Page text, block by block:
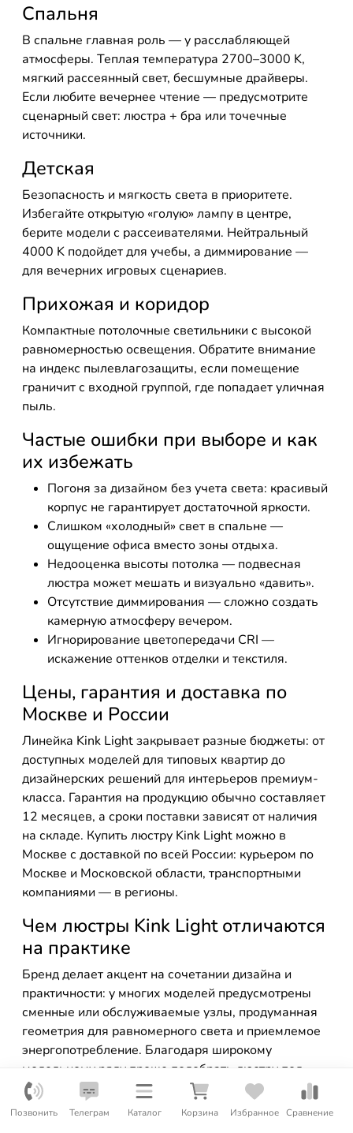
Позвонить Телеграм Каталог Корзина Избранное Сравнение
Спальня
В спальне главная роль — у расслабляющей
атмосферы. Теплая температура 2700–3000 K,
мягкий рассеянный свет, бесшумные драйверы.
Если любите вечернее чтение — предусмотрите
сценарный свет: люстра + бра или точечные
источники.
Детская
Безопасность и мягкость света в приоритете.
Избегайте открытую «голую» лампу в центре,
берите модели с рассеивателями. Нейтральный
4000 K подойдет для учебы, а диммирование —
для вечерних игровых сценариев.
Прихожая и коридор
Компактные потолочные светильники с высокой
равномерностью освещения. Обратите внимание
на индекс пылевлагозащиты, если помещение
граничит с входной группой, где попадает уличная
пыль.
Частые ошибки при выборе и как
их избежать
Погоня за дизайном без учета света: красивый
корпус не гарантирует достаточной яркости.
Слишком «холодный» свет в спальне —
ощущение офиса вместо зоны отдыха.
Недооценка высоты потолка — подвесная
люстра может мешать и визуально «давить».
Отсутствие диммирования — сложно создать
камерную атмосферу вечером.
Игнорирование цветопередачи CRI —
искажение оттенков отделки и текстиля.
Цены, гарантия и доставка по
Москве и России
Линейка Kink Light закрывает разные бюджеты: от
доступных моделей для типовых квартир до
дизайнерских решений для интерьеров премиум-
класса. Гарантия на продукцию обычно составляет
12 месяцев, а сроки поставки зависят от наличия
на складе. Купить люстру Kink Light можно в
Москве с доставкой по всей России: курьером по
Москве и Московской области, транспортными
компаниями — в регионы.
Чем люстры Kink Light отличаются
на практике
Бренд делает акцент на сочетании дизайна и
практичности: у многих моделей предусмотрены
сменные или обслуживаемые узлы, продуманная
геометрия для равномерного света и приемлемое
энергопотребление. Благодаря широкому
модельному ряду проще подобрать люстру под
конкретные габариты комнаты и ее назначение.
Подбор по площади и яркости: